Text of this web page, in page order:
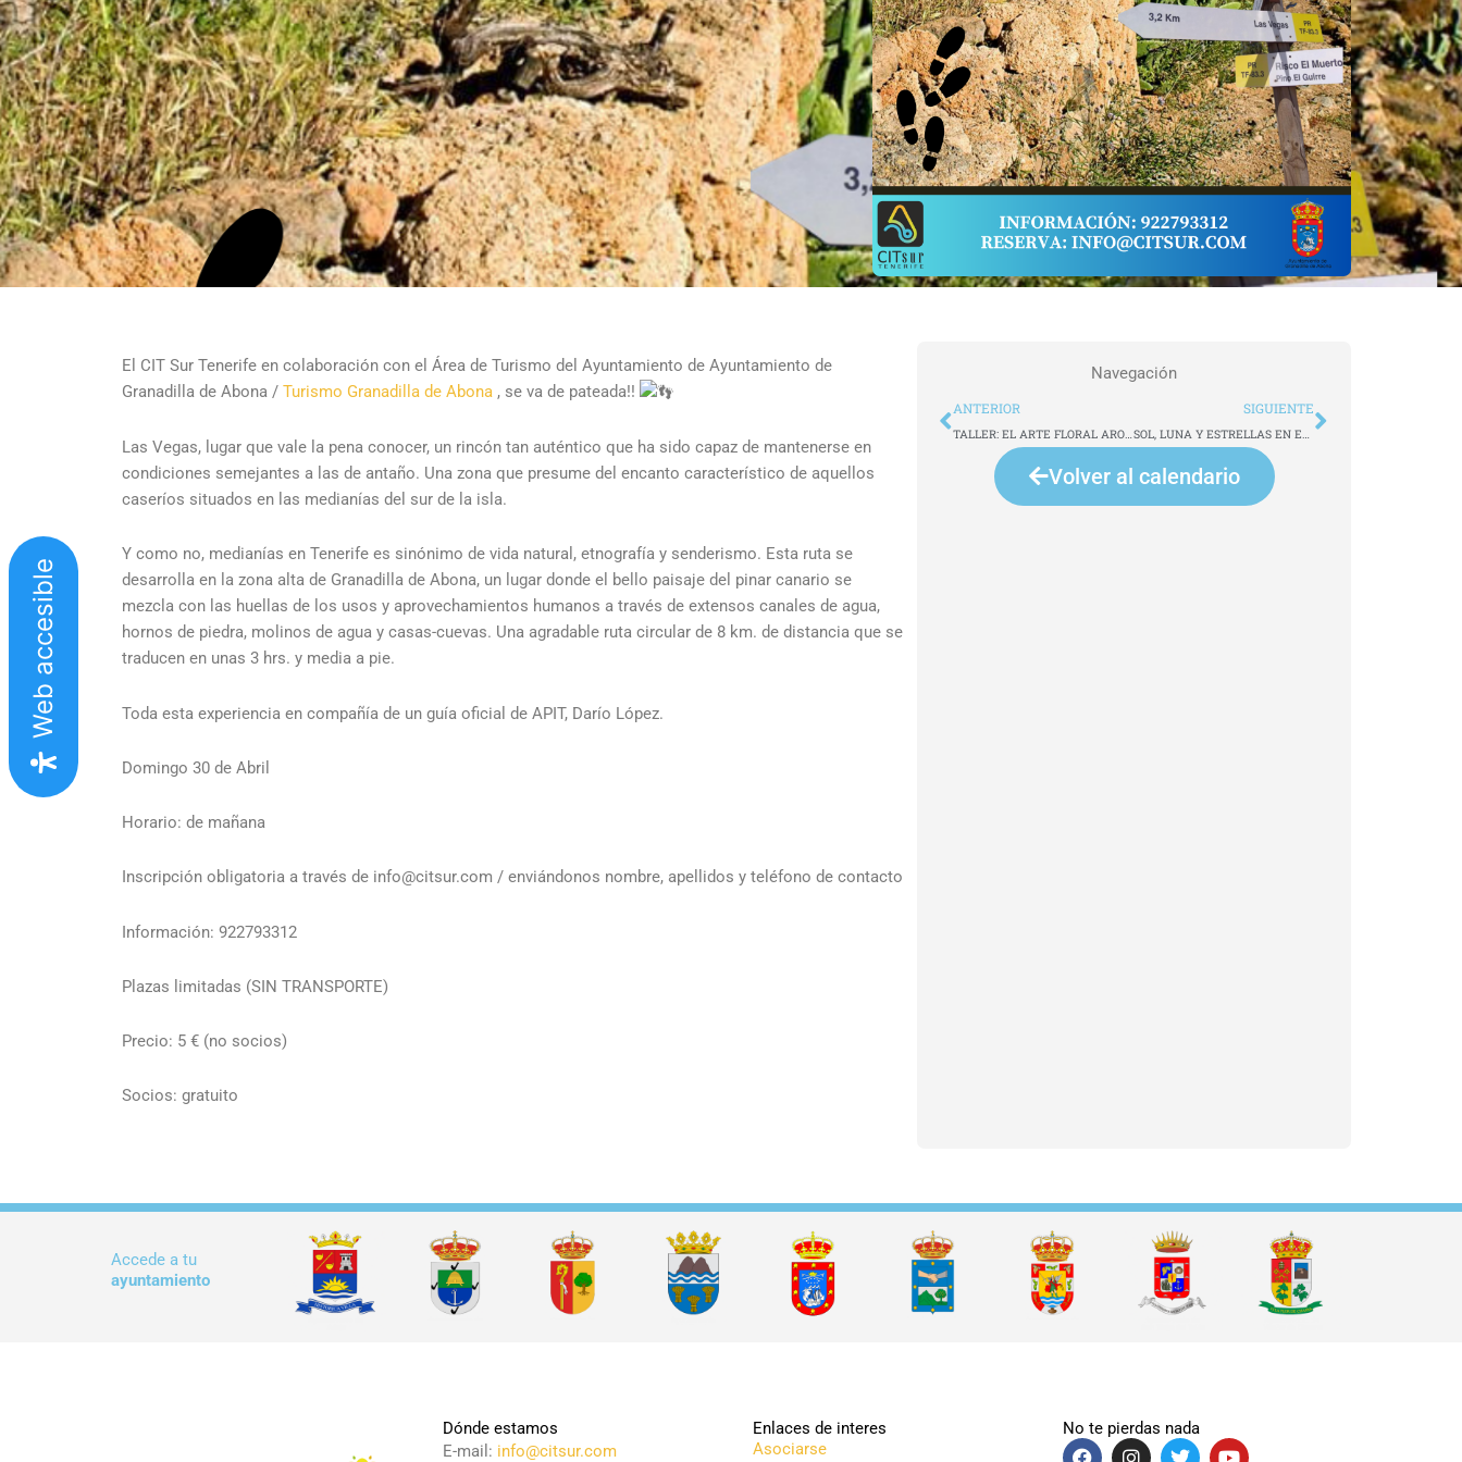
El CIT Sur Tenerife en colaboración con el Área de Turismo del Ayuntamiento de Ayuntamiento de
Granadilla de Abona / Turismo Granadilla de Abona , se va de pateada!!
Las Vegas, lugar que vale la pena conocer, un rincón tan auténtico que ha sido capaz de mantenerse en
condiciones semejantes a las de antaño. Una zona que presume del encanto característico de aquellos
caseríos situados en las medianías del sur de la isla.
Y como no, medianías en Tenerife es sinónimo de vida natural, etnografía y senderismo. Esta ruta se
desarrolla en la zona alta de Granadilla de Abona, un lugar donde el bello paisaje del pinar canario se
mezcla con las huellas de los usos y aprovechamientos humanos a través de extensos canales de agua,
hornos de piedra, molinos de agua y casas-cuevas. Una agradable ruta circular de 8 km. de distancia que se
traducen en unas 3 hrs. y media a pie.
Toda esta experiencia en compañía de un guía oficial de APIT, Darío López.
Domingo 30 de Abril
Horario: de mañana
Inscripción obligatoria a través de info@citsur.com / enviándonos nombre, apellidos y teléfono de contacto
Información: 922793312
Plazas limitadas (SIN TRANSPORTE)
Precio: 5 € (no socios)
Socios: gratuito
Navegación
Ant
ANTERIOR
TALLER: EL ARTE FLORAL ARONERO EN EL TURISMO
SIGUIENTE
SOL, LUNA Y ESTRELLAS EN EL MUNDO GUANCHE
Siguiente
Volver al calendario
Accede a tu
ayuntamiento
Dónde estamos
E-mail: info@citsur.com
Enlaces de interes
Asociarse
No te pierdas nada
F
I
T
Y
Web accesible